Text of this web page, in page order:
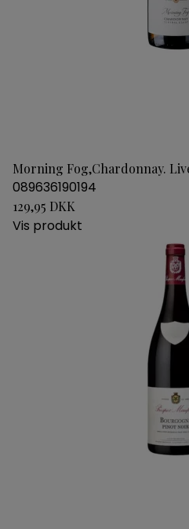
Morning Fog,Chardonnay.
089636190194
129,95 DKK
Vis produkt